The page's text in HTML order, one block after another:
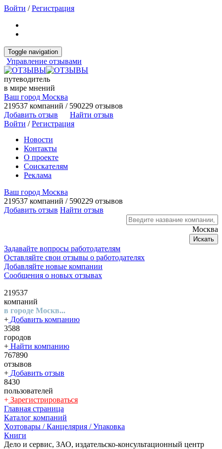
Войти /Регистрация
Toggle navigation
Управление отзывами
путеводитель
в мире мнений
Ваш город Москва
219537 компаний / 590229 отзывов
Добавить отзыв
Найти отзыв
Войти /Регистрация
Новости
Контакты
О проекте
Соискателям
Реклама
Ваш город Москва
219537 компаний / 590229 отзывов
Добавить отзыв Найти отзыв
Москва
Искать
Задавайте вопросы работодателям
Оставляйте свои отзывы о работодателях
Добавляйте новые компании
Сообщения о новых отзывах
219537
компаний
в городе Москв...
+ Добавить компанию
3588
городов
+ Найти компанию
767890
отзывов
+ Добавить отзыв
8430
пользователей
+ Зарегистрироваться
Главная страница
Каталог компаний
Хозтовары / Канцелярия / Упаковка
Книги
Дело и сервис, ЗАО, издательско-консультационный центр